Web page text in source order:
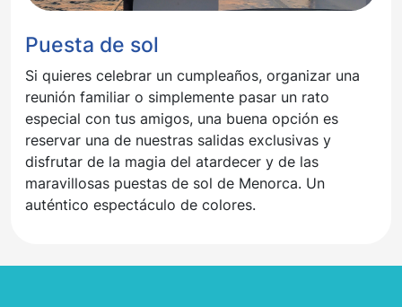
Puesta de sol
Si quieres celebrar un cumpleaños, organizar una
reunión familiar o simplemente pasar un rato
especial con tus amigos, una buena opción es
reservar una de nuestras salidas exclusivas y
disfrutar de la magia del atardecer y de las
maravillosas puestas de sol de Menorca. Un
auténtico espectáculo de colores.